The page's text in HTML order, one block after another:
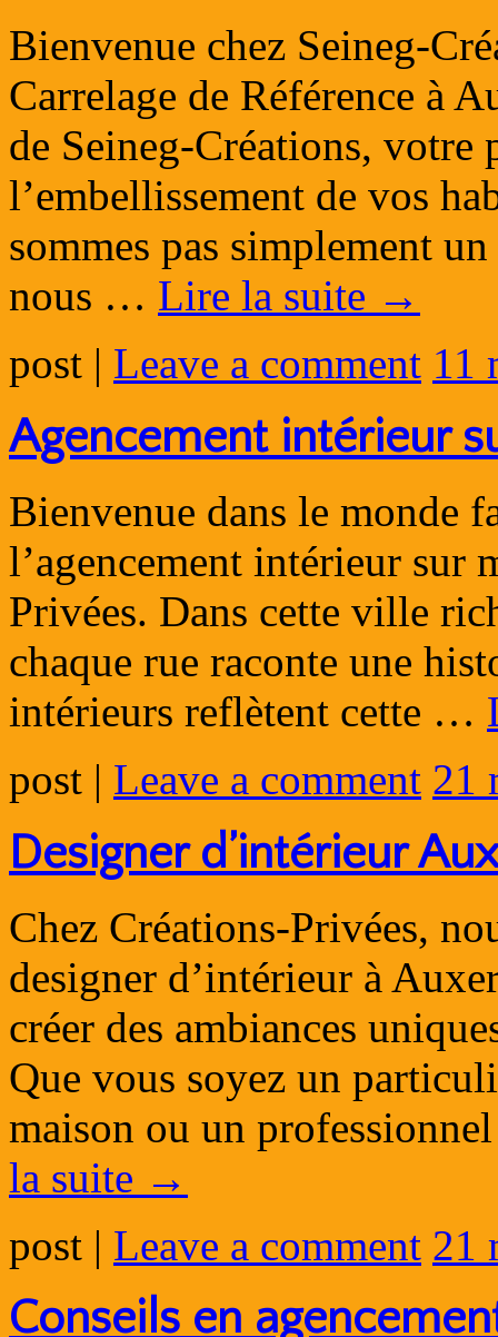
Bienvenue chez Seineg-
Carrelage de Référence à
de Seineg-Créations,
l’embellissement de vos
sommes pas simplement
nous … Lire la suite →
post | Leave a comment 11
Agencement intérieur
Bienvenue dans le monde
l’agencement intérieur sur
Privées. Dans cette ville
chaque rue raconte une
intérieurs reflètent cette …
post | Leave a comment 21
Designer d’intérieur
Chez Créations-Privées,
designer d’intérieur à
créer des ambiances
Que vous soyez un
maison ou un
la suite →
post | Leave a comment 21
Conseils en